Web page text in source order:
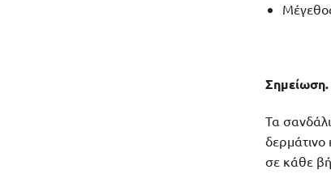
Σημείωση.
Τα
δερμάτινο
σε κάθε